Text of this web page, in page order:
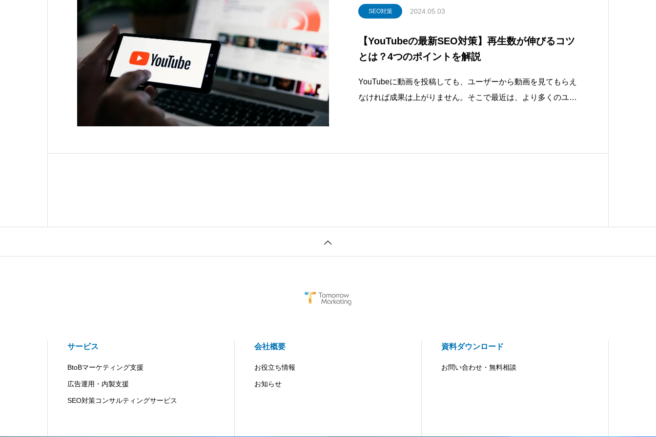
SEO対策 2024.05.03
【YouTubeの最新SEO対策】再生数が伸びるコツ
とは？4つのポイントを解説
YouTubeに動画を投稿しても、ユーザーから動画を見てもらえ
なければ成果は上がりません。そこで最近は、より多くのユー
サービス
BtoBマーケティング支援
広告運用・内製支援
SEO対策コンサルティングサービス
会社概要
お役立ち情報
お知らせ
資料ダウンロード
お問い合わせ・無料相談